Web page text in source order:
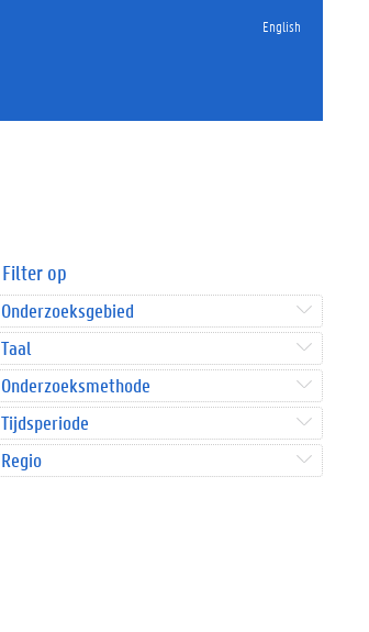
English
Filter op
Onderzoeksgebied
Taal
Onderzoeksmethode
Tijdsperiode
Regio